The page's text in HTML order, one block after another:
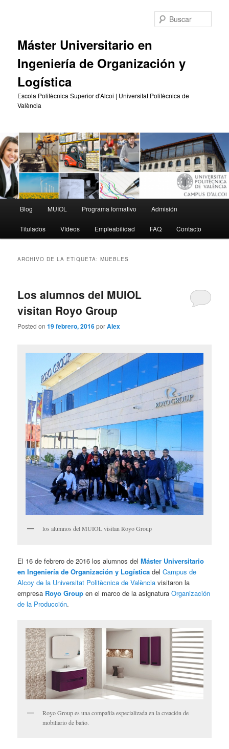
Máster Universitario en
Ingeniería de Organización y
Logística
Escola Politècnica Superior d'Alcoi | Universitat Politècnica de
València
principal
Blog MUIOL Programa formativo Admisión
Titulados Vídeos Empleabilidad FAQ Contacto
ARCHIVO DE LA ETIQUETA:MUEBLES
Los alumnos del MUIOL
visitan Royo Group
Posted on19 febrero, 2016porAlex
los alumnos del MUIOL visitan Royo Group
El 16 de febrero de 2016 los alumnos delMáster Universitario
en Ingeniería de Organización y Logística delCampus de
Alcoy de la Universitat Politècnica de València visitaron la
empresa Royo Group en el marco de la asignaturaOrganización
de la Producción.
Royo Group es una compañía especializada en la creación de
mobiliario de baño.